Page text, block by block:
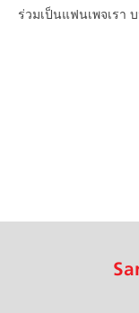
ร่วมเป็นแฟนเพจเรา